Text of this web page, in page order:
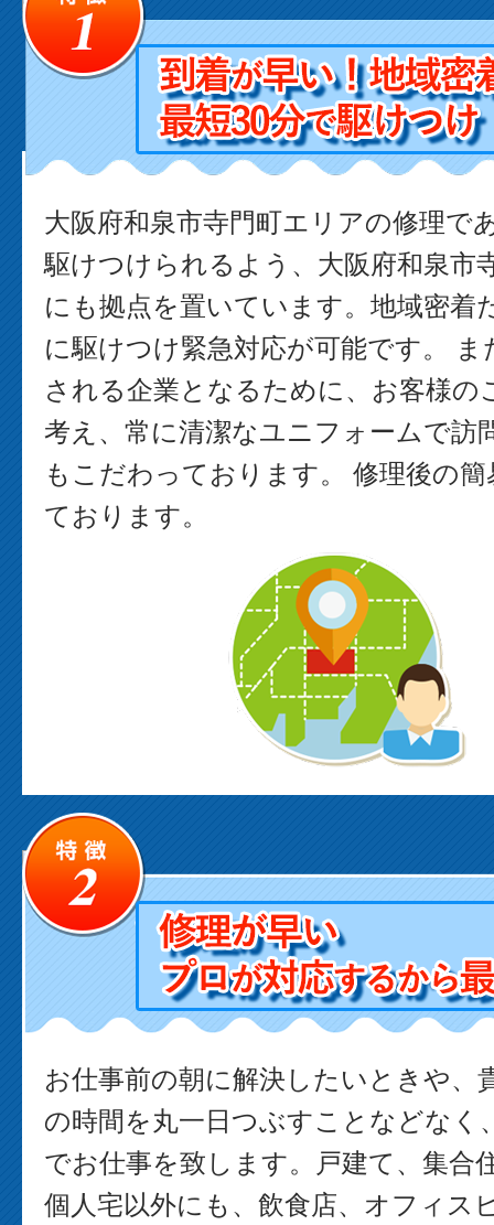
大阪府和泉市寺門町エリアの修理で
駆けつけられるよう、大阪府和泉市
にも拠点を置いています。地域密着
に駆けつけ緊急対応が可能です。 ま
される企業となるために、お客様の
考え、常に清潔なユニフォームで訪
もこだわっております。 修理後の
ております。
お仕事前の朝に解決したいときや、
の時間を丸一日つぶすことなどなく
でお仕事を致します。戸建て、集合
個人宅以外にも、飲食店、オフィス